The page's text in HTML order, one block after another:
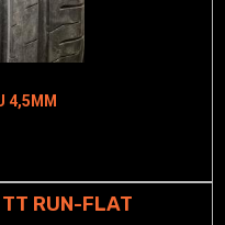
4,5MM
RUN-FLAT